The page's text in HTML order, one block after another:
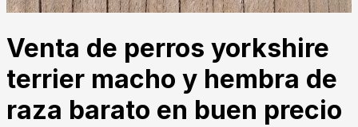
Venta de perros yorkshire
terrier macho y hembra de
raza barato en buen precio